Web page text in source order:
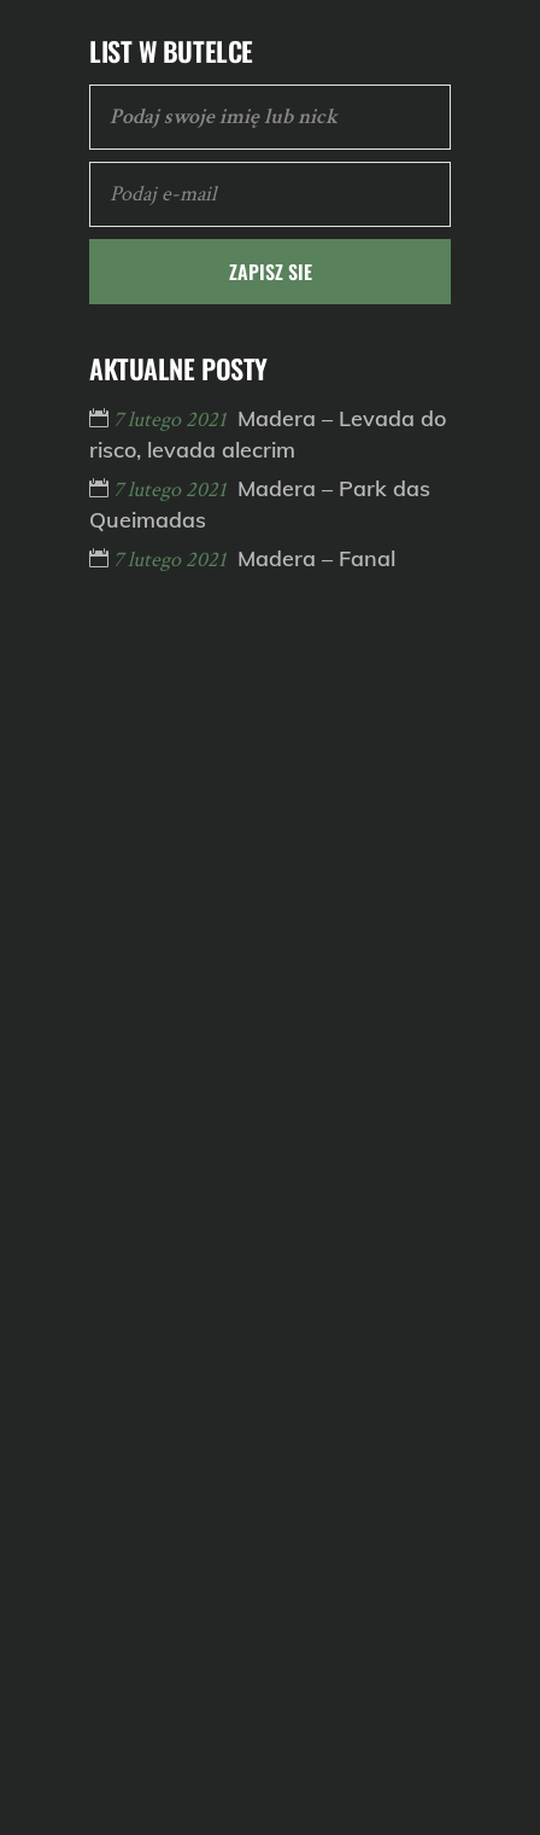
LIST W BUTELCE
AKTUALNE POSTY
7 lutego 2021 Madera – Levada do
risco, levada alecrim
7 lutego 2021 Madera – Park das
Queimadas
7 lutego 2021 Madera – Fanal